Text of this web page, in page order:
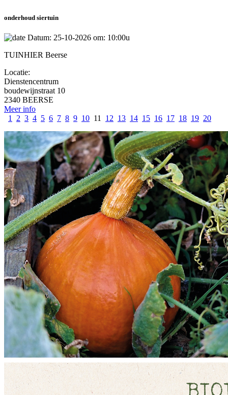
onderhoud siertuin
Datum: 25-10-2026 om: 10:00u
TUINHIER Beerse
Locatie:
Dienstencentrum
boudewijnstraat 10
2340 BEERSE
Meer info
1 2 3 4 5 6 7 8 9 10 11 12 13 14 15 16 17 18 19 20